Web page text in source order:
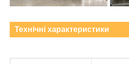
Технічні характеристики